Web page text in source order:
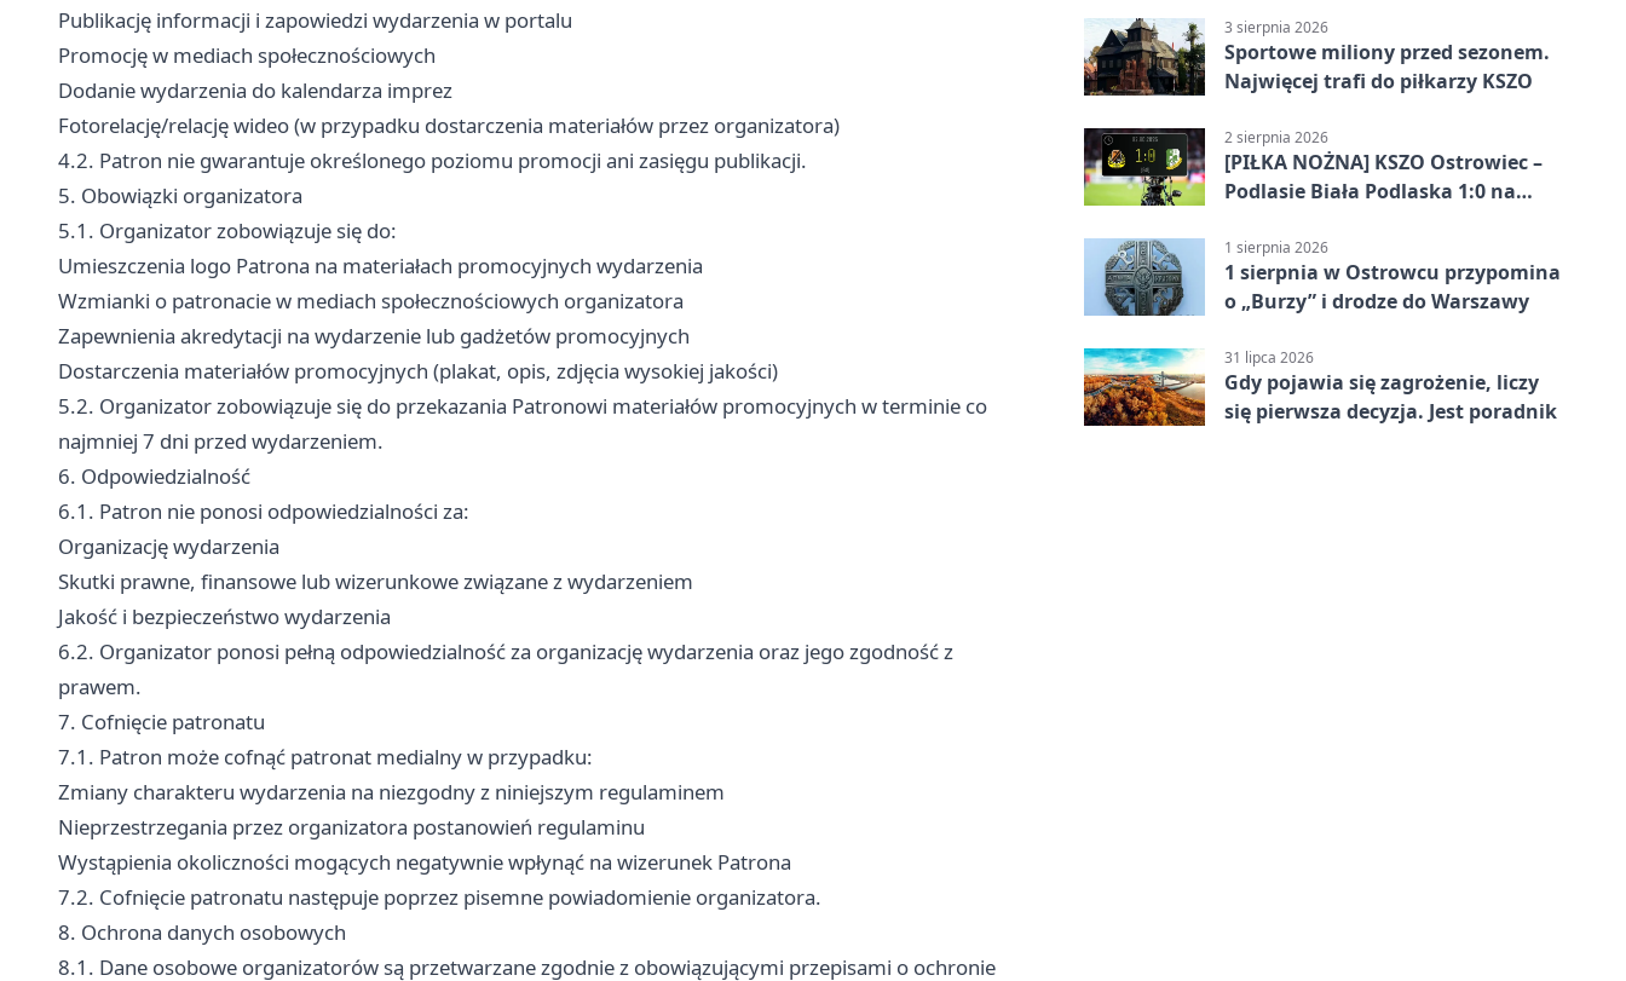
Publikację informacji i zapowiedzi wydarzenia w portalu
Promocję w mediach społecznościowych
Dodanie wydarzenia do kalendarza imprez
Fotorelację/relację wideo (w przypadku dostarczenia materiałów przez organizatora)
4.2. Patron nie gwarantuje określonego poziomu promocji ani zasięgu publikacji.
5. Obowiązki organizatora
5.1. Organizator zobowiązuje się do:
Umieszczenia logo Patrona na materiałach promocyjnych wydarzenia
Wzmianki o patronacie w mediach społecznościowych organizatora
Zapewnienia akredytacji na wydarzenie lub gadżetów promocyjnych
Dostarczenia materiałów promocyjnych (plakat, opis, zdjęcia wysokiej jakości)
5.2. Organizator zobowiązuje się do przekazania Patronowi materiałów promocyjnych w terminie co
najmniej 7 dni przed wydarzeniem.
6. Odpowiedzialność
6.1. Patron nie ponosi odpowiedzialności za:
Organizację wydarzenia
Skutki prawne, finansowe lub wizerunkowe związane z wydarzeniem
Jakość i bezpieczeństwo wydarzenia
6.2. Organizator ponosi pełną odpowiedzialność za organizację wydarzenia oraz jego zgodność z
prawem.
7. Cofnięcie patronatu
7.1. Patron może cofnąć patronat medialny w przypadku:
Zmiany charakteru wydarzenia na niezgodny z niniejszym regulaminem
Nieprzestrzegania przez organizatora postanowień regulaminu
Wystąpienia okoliczności mogących negatywnie wpłynąć na wizerunek Patrona
7.2. Cofnięcie patronatu następuje poprzez pisemne powiadomienie organizatora.
8. Ochrona danych osobowych
8.1. Dane osobowe organizatorów są przetwarzane zgodnie z obowiązującymi przepisami o ochronie
3 sierpnia 2026
Sportowe miliony przed sezonem.
Najwięcej trafi do piłkarzy KSZO
2 sierpnia 2026
[PIŁKA NOŻNA] KSZO Ostrowiec –
Podlasie Biała Podlaska 1:0 na
(Grupa IV)
1 sierpnia 2026
1 sierpnia w Ostrowcu przypomina
o „Burzy” i drodze do Warszawy
31 lipca 2026
Gdy pojawia się zagrożenie, liczy
się pierwsza decyzja. Jest poradnik